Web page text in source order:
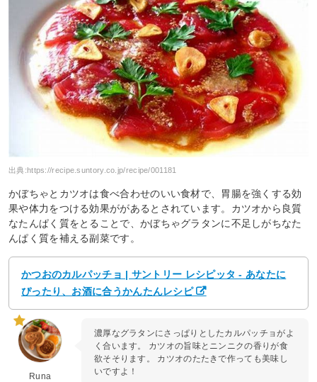
出典:https://recipe.suntory.co.jp/recipe/001181
かぼちゃとカツオは食べ合わせのいい食材で、胃腸を強くする効
果や体力をつける効果ががあるとされています。カツオから良質
なたんぱく質をとることで、かぼちゃグラタンに不足しがちなた
んぱく質を補える副菜です。
かつおのカルパッチョ | サントリー レシピッタ - あなたに
ぴったり、お酒に合うかんたんレシピ
Runa
濃厚なグラタンにさっぱりとしたカルパッチョがよ
く合います。 カツオの旨味とニンニクの香りが食
欲そそります。 カツオのたたきで作っても美味し
いですよ！